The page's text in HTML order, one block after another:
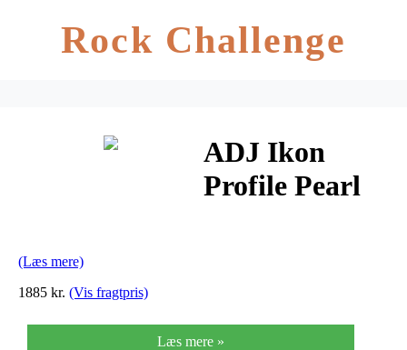
Rock Challenge
ADJ Ikon
Profile Pearl
(Læs mere)
1885 kr. (Vis fragtpris)
Læs mere »